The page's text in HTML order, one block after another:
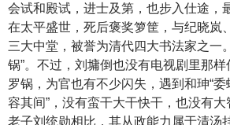
会试和殿试，进士及第，也步入仕途，
在太平盛世，死后褒奖箩筐，与纪晓岚
三大中堂，被誉为清代四大书法家之一
锅”。不过，刘墉倒也没有电视剧里那
罗锅，为官也有不少闪失，遇到和珅“
容其间”，没有蛮干大干快干，也没有
老子刘统勋相比，其从政能力属于清汤